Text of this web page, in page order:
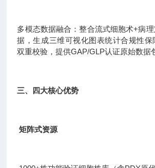
多模态数据融合：整合流式细胞术+病
据，生成三维可视化图表统计合规性保
双重校验，提供GAP/GLP认证原始数据
三、四大核心优势
矩阵式资源